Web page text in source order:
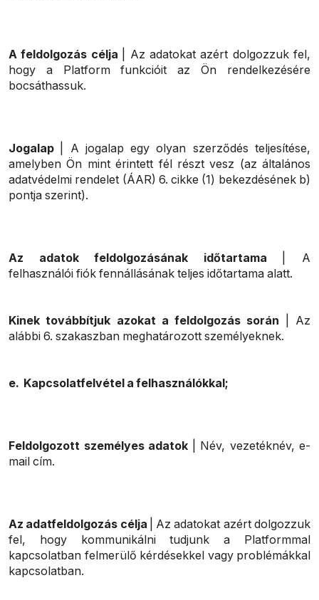
A feldolgozás célja
| Az adatokat azért dolgozzuk fel,
hogy a Platform funkcióit az Ön rendelkezésére
bocsáthassuk.
Jogalap
| A jogalap egy olyan szerződés teljesítése,
amelyben Ön mint érintett fél részt vesz (az általános
adatvédelmi rendelet (ÁAR) 6. cikke (1) bekezdésének b)
pontja szerint).
Az adatok feldolgozásának időtartama
| A
felhasználói fiók fennállásának teljes időtartama alatt.
Kinek továbbítjuk azokat a feldolgozás során
| Az
alábbi 6. szakaszban meghatározott személyeknek.
e. Kapcsolatfelvétel a felhasználókkal;
Feldolgozott személyes adatok
| Név, vezetéknév, e-
mail cím.
Az adatfeldolgozás célja
| Az adatokat azért dolgozzuk
fel, hogy kommunikálni tudjunk a Platformmal
kapcsolatban felmerülő kérdésekkel vagy problémákkal
kapcsolatban.